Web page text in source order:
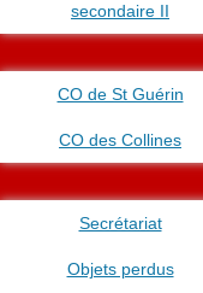
secondaire II
CO de St Guérin
CO des Collines
Secrétariat
Objets perdus